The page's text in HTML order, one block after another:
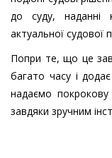
до суду, наданні
актуальної судової
Попри те, що це
багато часу і
надаємо
завдяки зручним